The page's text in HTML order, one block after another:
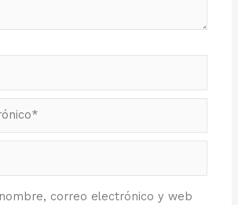
correo electrónico y web